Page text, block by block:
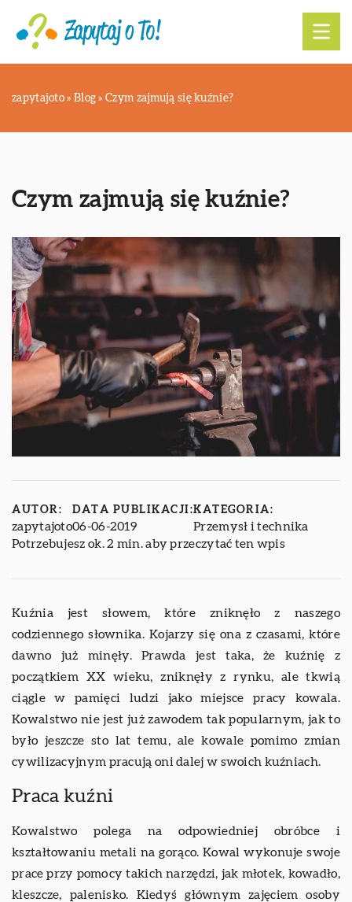
zapytajoto » Blog »Czym zajmują się kuźnie?
Czym zajmują się kuźnie?
AUTOR:
zapytajoto
DATA PUBLIKACJI:
06-06-2019
KATEGORIA:
Przemysł i technika
Potrzebujesz ok. 2 min. aby przeczytać ten wpis
Kuźnia jest słowem, które zniknęło z naszego
codziennego słownika. Kojarzy się ona z czasami, które
dawno już minęły. Prawda jest taka, że kuźnię z
początkiem XX wieku, zniknęły z rynku, ale tkwią
ciągle w pamięci ludzi jako miejsce pracy kowala.
Kowalstwo nie jest już zawodem tak popularnym, jak to
było jeszcze sto lat temu, ale kowale pomimo zmian
cywilizacyjnym pracują oni dalej w swoich kuźniach.
Praca kuźni
Kowalstwo polega na odpowiedniej obróbce i
kształtowaniu metali na gorąco. Kowal wykonuje swoje
prace przy pomocy takich narzędzi, jak młotek, kowadło,
kleszcze, palenisko. Kiedyś głównym zajęciem osoby